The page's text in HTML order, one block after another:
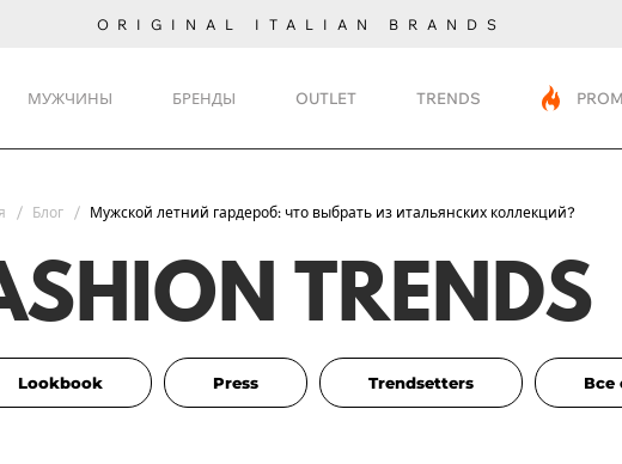
ORIGINAL ITALIAN BRANDS
МУЖЧИНЫ БРЕНДЫ OUTLET TRENDS PROMO
Блог Мужской летний гардероб: что выбрать из итальянских коллекций?
TRENDS
Lookbook Press Trendsetters Все